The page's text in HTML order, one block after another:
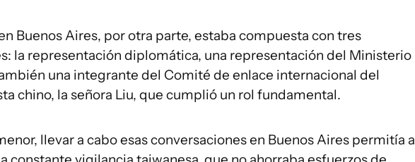
Buenos Aires, por otra parte, estaba compuesta con tres
la representación diplomática, una representación del Ministerio
una integrante del Comité de enlace internacional del
chino, la señora Liu, que cumplió un rol fundamental.
llevar a cabo esas conversaciones en Buenos Aires permitía a